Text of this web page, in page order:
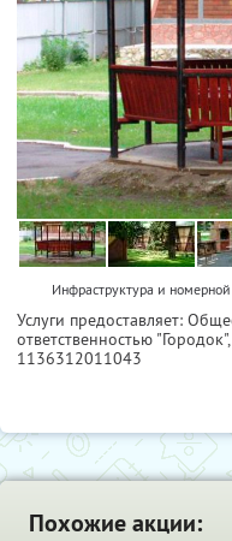
Инфраструктура и
Услуги предоставляет:
ответственностью "Городок",
1136312011043
Похожие акции: